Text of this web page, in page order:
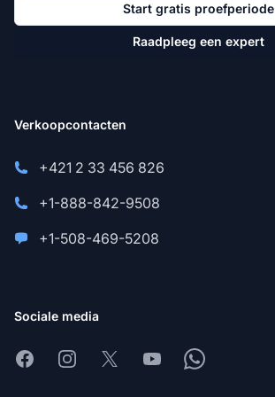
Start gratis proefperiode
Raadpleeg een expert
Verkoopcontacten
+421 2 33 456 826
+1-888-842-9508
+1-508-469-5208
Sociale media
FacebookInstagram
X YoutubeWhatsapp